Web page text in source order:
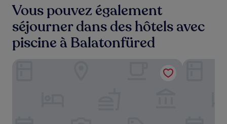
Vous pouvez également
séjourner dans des hôtels avec
piscine à Balatonfüred
Hotel Vinifera Wine & Spa Margareta